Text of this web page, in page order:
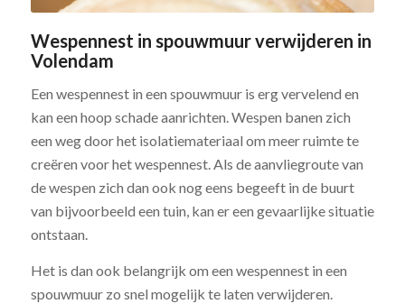
Wespennest in spouwmuur verwijderen in
Volendam
Een wespennest in een spouwmuur is erg vervelend en
kan een hoop schade aanrichten. Wespen banen zich
een weg door het isolatiemateriaal om meer ruimte te
creëren voor het wespennest. Als de aanvliegroute van
de wespen zich dan ook nog eens begeeft in de buurt
van bijvoorbeeld een tuin, kan er een gevaarlijke situatie
ontstaan.
Het is dan ook belangrijk om een wespennest in een
spouwmuur zo snel mogelijk te laten verwijderen.